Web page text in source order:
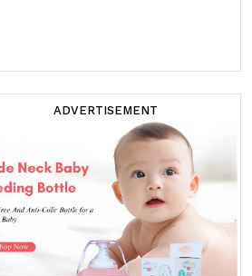
ADVERTISEMENT